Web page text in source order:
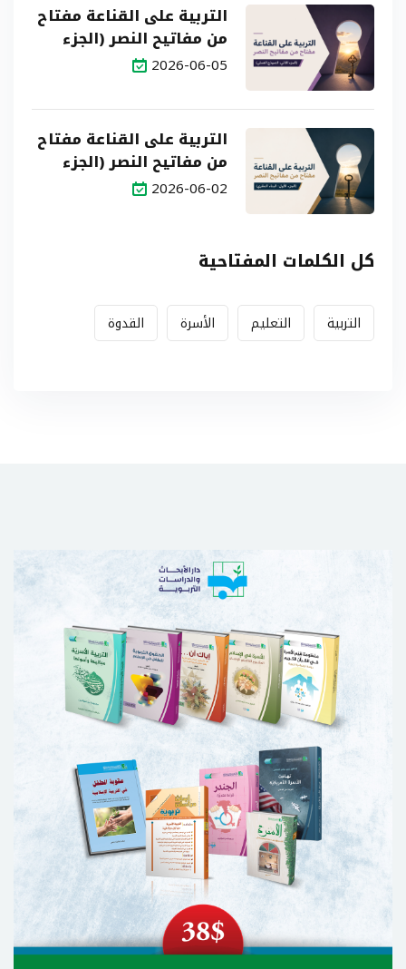
التربية على القناعة مفتاح
من مفاتيح النصر (الجزء
الثاني: النموذج العملي)
2026-06-05
التربية على القناعة مفتاح
من مفاتيح النصر (الجزء
الأول: البناء النظري)
2026-06-02
كل الكلمات المفتاحية
التربية التعليم الأسرة القدوة